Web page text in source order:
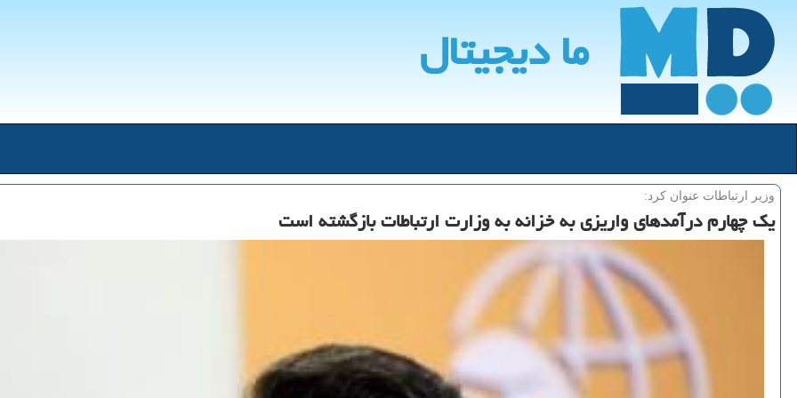
ما دیجیتال
وزیر ارتباطات عنوان كرد:
یك چهارم درآمدهای واریزی به خزانه به وزارت ارتباطات بازگشته است